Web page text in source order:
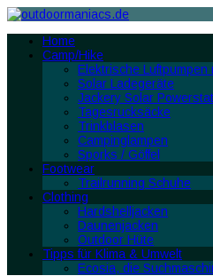
Home
Camp/Hike
Elektrische Luftpumpen
Solar Ladegeräte
Jackery Solar
Tagesrucksäcke
Trinkblasen
Campinglampen
Sporks / Göffel
Footwear
Trailrunning Schuhe
Clothing
Hardshelljacken
Daunenjacken
Outdoor Hüte
Tipps für Klima & Umwelt
Ecosia, die